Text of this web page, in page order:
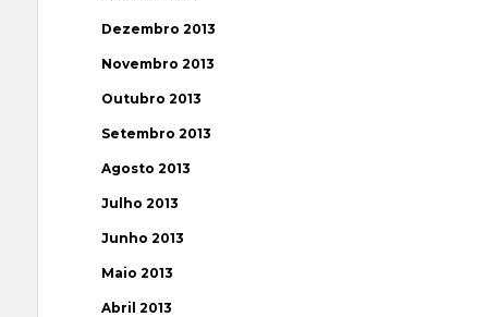
Dezembro 2013
Novembro 2013
Outubro 2013
Setembro 2013
Agosto 2013
Julho 2013
Junho 2013
Maio 2013
Abril 2013